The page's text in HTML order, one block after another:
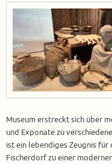
Museum erstreckt sich über
und Exponate zu
ist ein lebendiges Zeugnis für
Fischerdorf zu einer